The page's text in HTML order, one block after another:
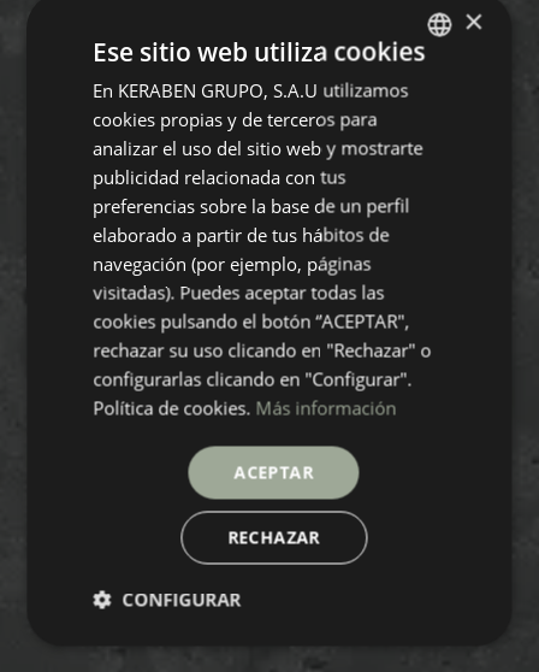
FRENCH
×
Ese sitio web utiliza cookies
En KERABEN GRUPO, S.A.U utilizamos
cookies propias y de terceros para
analizar el uso del sitio web y mostrarte
publicidad relacionada con tus
preferencias sobre la base de un perfil
elaborado a partir de tus hábitos de
navegación (por ejemplo, páginas
visitadas). Puedes aceptar todas las
cookies pulsando el botón “ACEPTAR",
rechazar su uso clicando en "Rechazar" o
configurarlas clicando en "Configurar".
Política de cookies. Más información
ACEPTAR
RECHAZAR
CONFIGURAR